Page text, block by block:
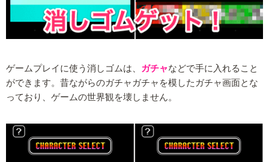
ゲームプレイに使う消しゴムは、 ガチャなどで手に入れること
ができます。昔ながらのガチャガチャを模したガチャ画面とな
っており、ゲームの世界観を壊しません。